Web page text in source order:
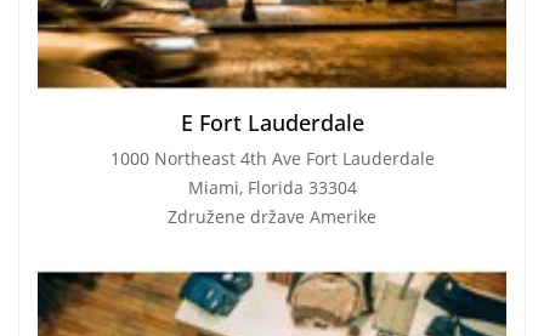
E Fort Lauderdale
1000 Northeast 4th Ave Fort Lauderdale
Miami, Florida 33304
Združene države Amerike